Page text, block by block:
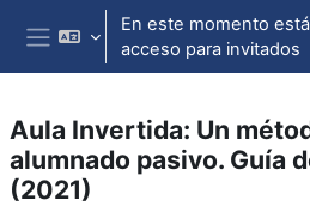
Salta al contenido principal
Panel lateral
En este momento
acceso para invitados
Aula Invertida: Un
alumnado pasivo. Guía
(2021)